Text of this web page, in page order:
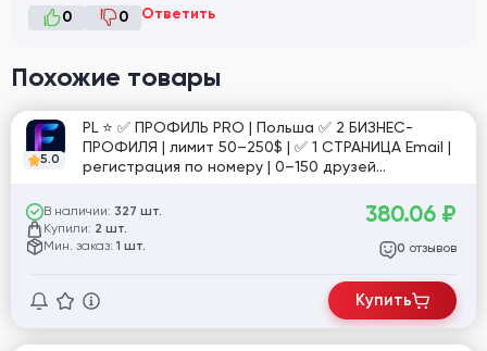
0
0 Ответить
Похожие товары
5.0
PL ⭐️ ✅ ПРОФИЛЬ PRO | Польша ✅ 2 БИЗНЕС-
ПРОФИЛЯ | лимит 50–250$ | ✅ 1 СТРАНИЦА Email |
регистрация по номеру | 0–150 друзей
активность | №10
В наличии: 327 шт.
Купили: 2 шт.
Мин. заказ: 1 шт.
380.06 ₽
0 отзывов
Купить